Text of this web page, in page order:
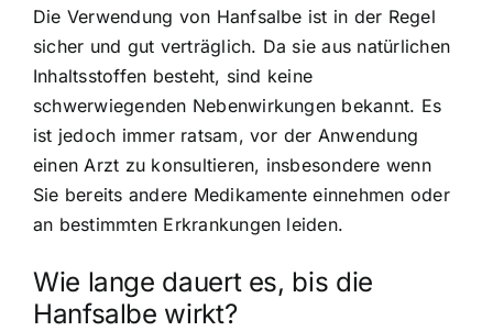
Die Verwendung von Hanfsalbe ist in der Regel
sicher und gut verträglich. Da sie aus natürlichen
Inhaltsstoffen besteht, sind keine
schwerwiegenden Nebenwirkungen bekannt. Es
ist jedoch immer ratsam, vor der Anwendung
einen Arzt zu konsultieren, insbesondere wenn
Sie bereits andere Medikamente einnehmen oder
an bestimmten Erkrankungen leiden.
Wie lange dauert es, bis die
Hanfsalbe wirkt?